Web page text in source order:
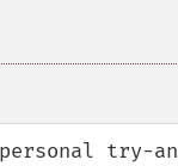
try-